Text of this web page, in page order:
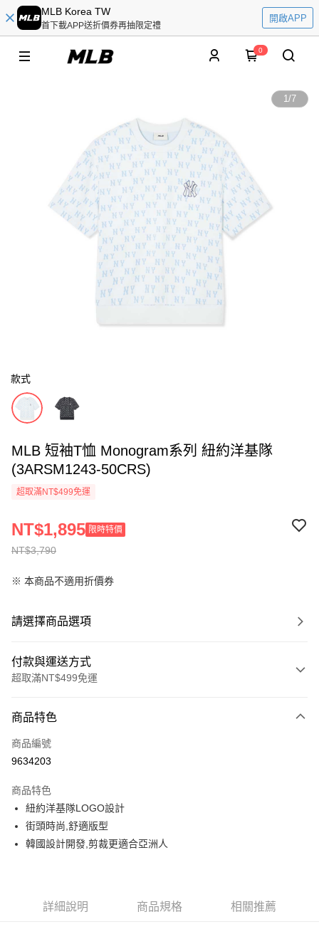
MLB Korea TW
首下載APP送折價券再抽限定禮
開啟APP
0
1/7
款式
MLB 短袖T恤 Monogram系列 紐約洋基隊
(3ARSM1243-50CRS)
超取滿NT$499免運
NT$3,790
NT$1,895 限時特價
※ 本商品不適用折價券
請選擇商品選項
付款與運送方式
超取滿NT$499免運
信用卡一次付款
超商取貨付款
Apple Pay
街口支付
全家取貨付款<未取貨列黑名單/不支援離島取退>
商品特色
商品編號
9634203
商品特色
紐約洋基隊LOGO設計
街頭時尚,舒適版型
韓國設計開發,剪裁更適合亞洲人
詳細說明 商品規格 相關推薦